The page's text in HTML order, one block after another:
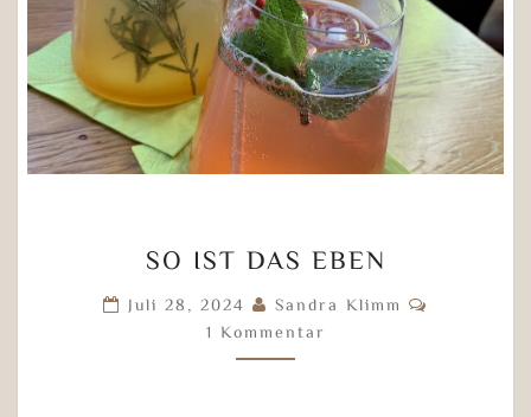
IST
DAS
EBEN
SO IST DAS EBEN
Juli 28, 2024 Sandra Klimm
1 Kommentar